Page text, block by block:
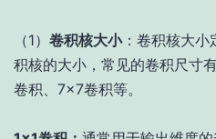
（1） 卷积核大小：卷积核大小
积核的大小，常见的卷积尺寸
卷积、7×7卷积等。